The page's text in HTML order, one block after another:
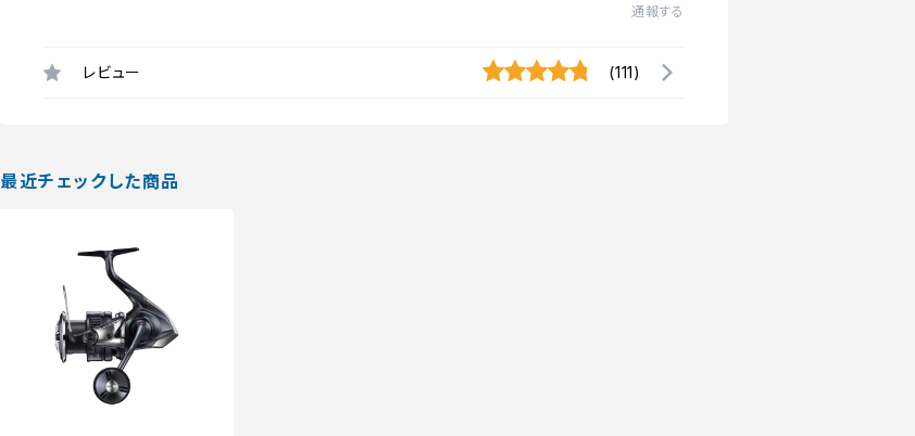
通報する
レビュー (111)
最近チェックした商品